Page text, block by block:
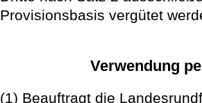
Provisionsbasis vergütet
Verwendung
(1) Beauftragt die